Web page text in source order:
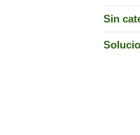
Sin